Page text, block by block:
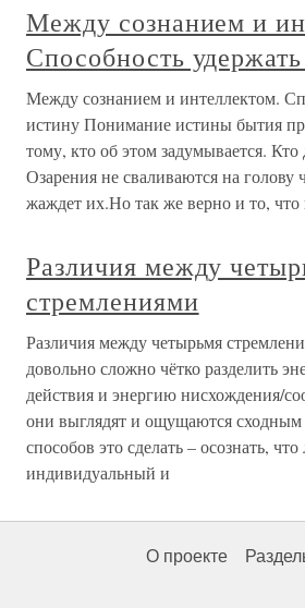
Между сознанием и
Способность
Между сознанием и интеллектом.
истину Понимание истины бытия
тому, кто об этом задумывается.
Озарения не сваливаются на голову
жаждет их.Но так же верно и то, что
Различия между
стремлениями
Различия между четырьмя
довольно сложно чётко разделить
действия и энергию нисхождения/
они выглядят и ощущаются
способов это сделать – осознать,
индивидуальный и
О проекте